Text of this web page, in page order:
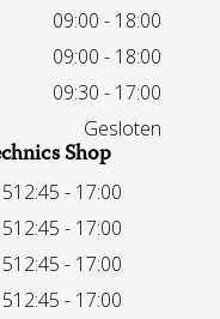
09:00 - 18:00
09:00 - 18:00
09:30 - 17:00
Gesloten
Shop
12:45 - 17:00
12:45 - 17:00
12:45 - 17:00
12:45 - 17:00